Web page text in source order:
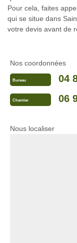
Pour cela, faites
qui se situe dans
votre devis avant de
Nos coordonnées
Bureau 04
Chantier 06
Nous localiser